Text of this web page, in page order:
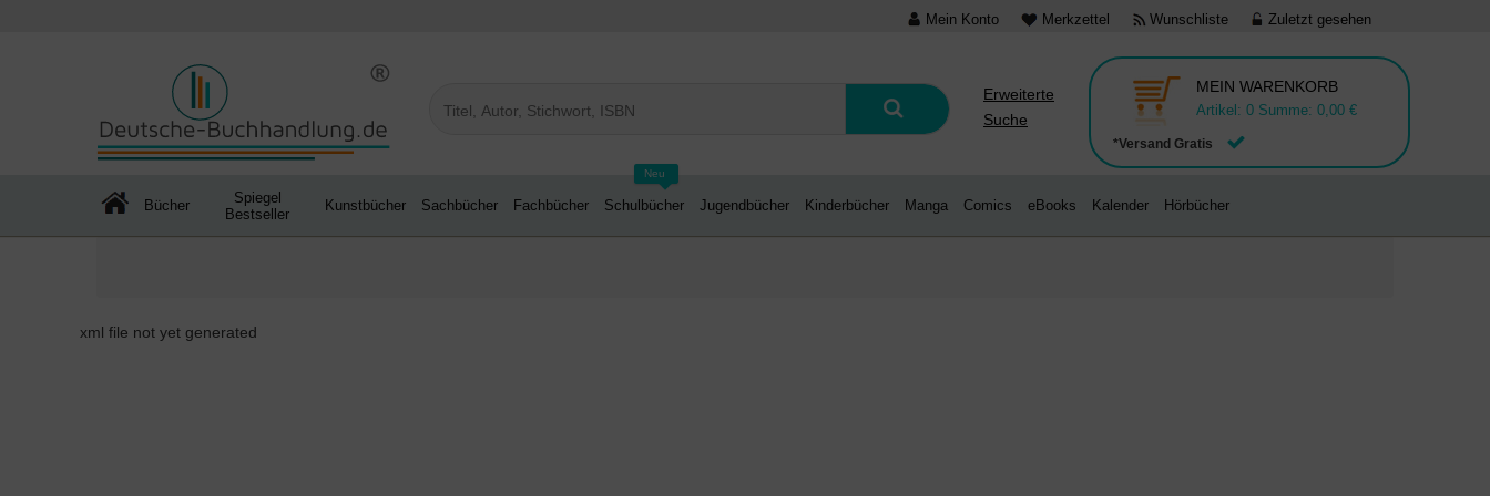
Mein Konto Merkzettel Wunschliste Zuletzt gesehen
Erweiterte
Suche
*Versand Gratis
MEIN WARENKORB
Artikel: 0 Summe: 0,00 €
Bücher
Spiegel
Bestseller
Kunstbücher Sachbücher Fachbücher
Neu
Schulbücher Jugendbücher Kinderbücher Manga Comics eBooks Kalender Hörbücher
xml file not yet generated